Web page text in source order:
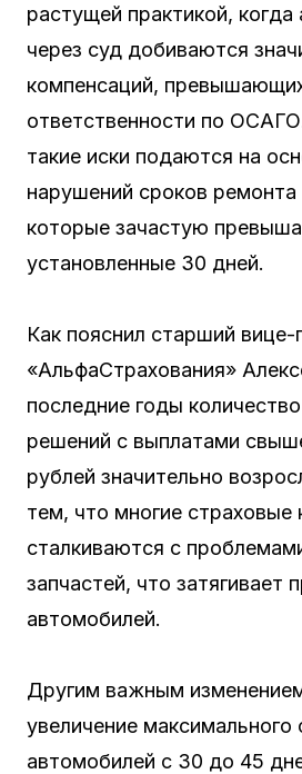
растущей практикой,
через суд добиваются
компенсаций,
ответственности по
такие иски подаются на
нарушений сроков
которые зачастую
установленные 30 дней.
Как пояснил старший вице-
«АльфаСтрахования»
последние годы
решений с выплатами
рублей значительно
тем, что многие страховые
сталкиваются с
запчастей, что затягивает
автомобилей.
Другим важным
увеличение максимального
автомобилей с 30 до 45